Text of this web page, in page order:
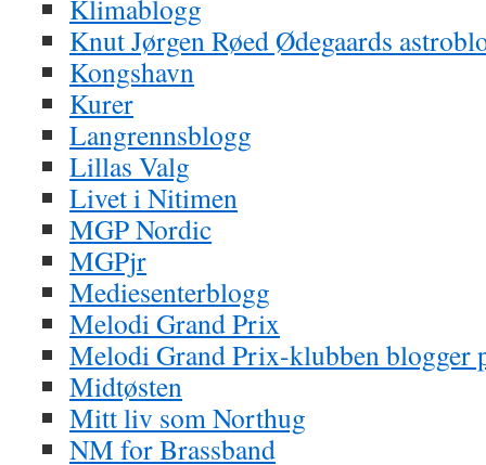
Klimablogg
Knut Jørgen Røed Ødegaards
Kongshavn
Kurer
Langrennsblogg
Lillas Valg
Livet i Nitimen
MGP Nordic
MGPjr
Mediesenterblogg
Melodi Grand Prix
Melodi Grand Prix-klubben blogger
Midtøsten
Mitt liv som Northug
NM for Brassband